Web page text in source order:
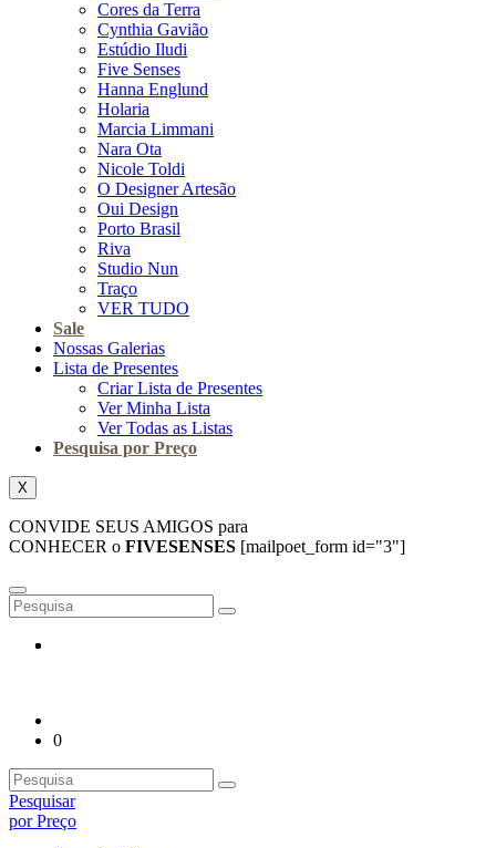
Cores da Terra
Cynthia Gavião
Estúdio Iludi
Five Senses
Hanna Englund
Holaria
Marcia Limmani
Nara Ota
Nicole Toldi
O Designer Artesão
Oui Design
Porto Brasil
Riva
Studio Nun
Traço
VER TUDO
Sale
Nossas Galerias
Lista de Presentes
Criar Lista de Presentes
Ver Minha Lista
Ver Todas as Listas
Pesquisa por Preço
X
CONVIDE SEUS AMIGOS para
CONHECER o FIVESENSES [mailpoet_form id="3"]
0
Pesquisar
por Preço